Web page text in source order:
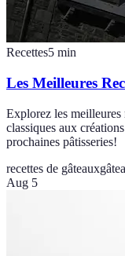
Recettes5 min
Les Meilleures
Explorez les meilleures
classiques aux
prochaines pâtisseries!
recettes de gâteaux
Aug 5